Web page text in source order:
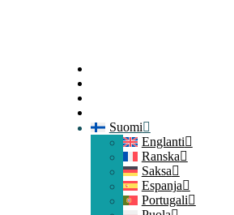
Suomi
Englanti
Ranska
Saksa
Espanja
Portugali